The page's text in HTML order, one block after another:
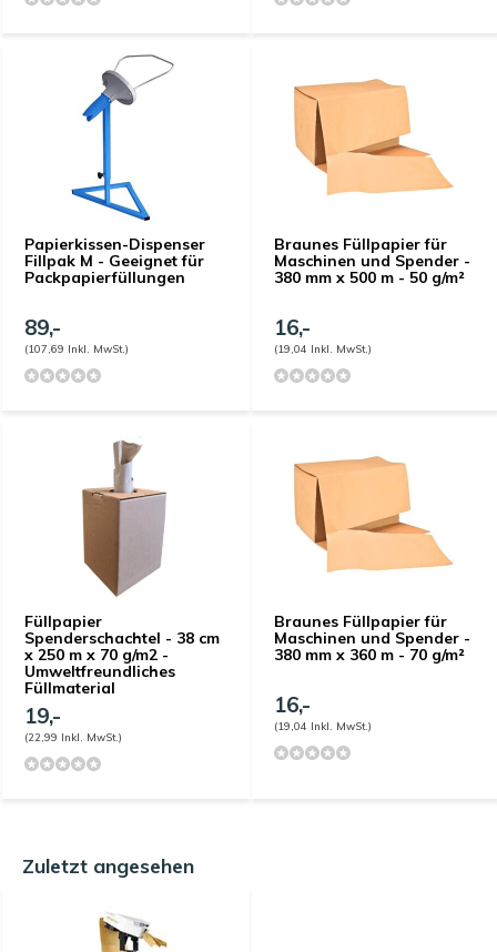
Papierkissen-Dispenser
Fillpak M - Geeignet für
Packpapierfüllungen
89,-
(107,69 Inkl. MwSt.)
Braunes Füllpapier für
Maschinen und Spender -
380 mm x 500 m - 50 g/m²
16,-
(19,04 Inkl. MwSt.)
Füllpapier
Spenderschachtel - 38 cm
x 250 m x 70 g/m2 -
Umweltfreundliches
Füllmaterial
19,-
(22,99 Inkl. MwSt.)
Braunes Füllpapier für
Maschinen und Spender -
380 mm x 360 m - 70 g/m²
16,-
(19,04 Inkl. MwSt.)
Zuletzt angesehen